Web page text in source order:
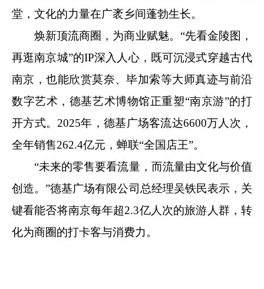
堂，文化的力量在广袤乡间蓬勃生长。
焕新顶流商圈，为商业赋魅。“先看金陵图，
再逛南京城”的IP深入人心，既可沉浸式穿越古代
南京，也能欣赏莫奈、毕加索等大师真迹与前沿
数字艺术，德基艺术博物馆正重塑“南京游”的打
开方式。2025年，德基广场客流达6600万人次，
全年销售262.4亿元，蝉联“全国店王”。
“未来的零售要看流量，而流量由文化与价值
创造。”德基广场有限公司总经理吴铁民表示，关
键看能否将南京每年超2.3亿人次的旅游人群，转
化为商圈的打卡客与消费力。